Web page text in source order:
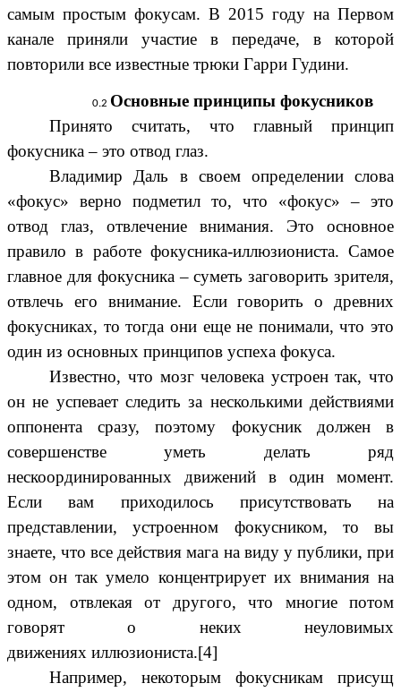
самым простым фокусам. В 2015 году на Первом
канале приняли участие в передаче, в которой
повторили все известные трюки Гарри Гудини.
Основные принципы фокусников
Принято считать, что главный принцип
фокусника – это отвод глаз.
Владимир Даль в своем определении слова
«фокус» верно подметил то, что «фокус» – это
отвод глаз, отвлечение внимания. Это основное
правило в работе фокусника-иллюзиониста. Самое
главное для фокусника – суметь заговорить зрителя,
отвлечь его внимание. Если говорить о древних
фокусниках, то тогда они еще не понимали, что это
один из основных принципов успеха фокуса.
Известно, что мозг человека устроен так, что
он не успевает следить за несколькими действиями
оппонента сразу, поэтому фокусник должен в
совершенстве уметь делать ряд
нескоординированных движений в один момент.
Если вам приходилось присутствовать на
представлении, устроенном фокусником, то вы
знаете, что все действия мага на виду у публики, при
этом он так умело концентрирует их внимания на
одном, отвлекая от другого, что многие потом
говорят о неких неуловимых
движениях иллюзиониста.[4]
Например, некоторым фокусникам присущ